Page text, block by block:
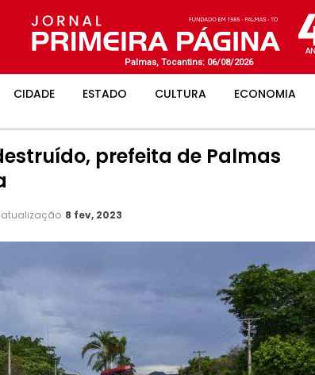
Palmas, Tocantins: 06/08/2026
CIDADE ESTADO CULTURA ECONOMIA
prefeita de Palmas
8 fev, 2023